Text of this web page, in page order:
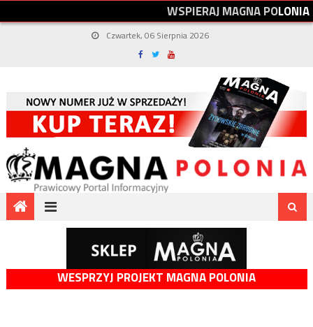
WSPIERAJMAGNAPOLONIA
Czwartek, 06 Sierpnia 2026
WESPRZYJ PROJEKT MAGNA POLONIA